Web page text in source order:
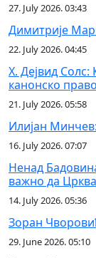
27. July 2026. 03:43
Димитрије
22. July 2026. 04:45
Х. Дејвид
канонско
21. July 2026. 05:58
Илијан
16. July 2026. 07:07
Ненад
важно да
14. July 2026. 05:36
Зоран
29. June 2026. 05:10